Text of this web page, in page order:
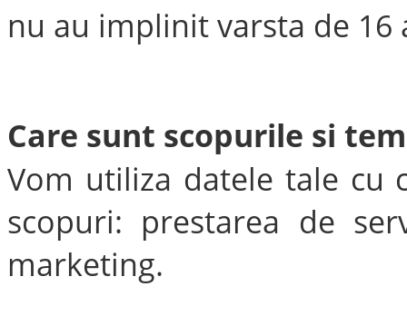
nu au implinit varsta de 16
Care sunt scopurile si
Vom utiliza datele tale cu
scopuri: prestarea de
marketing.